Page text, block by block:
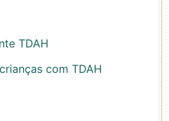
TDAH
com TDAH